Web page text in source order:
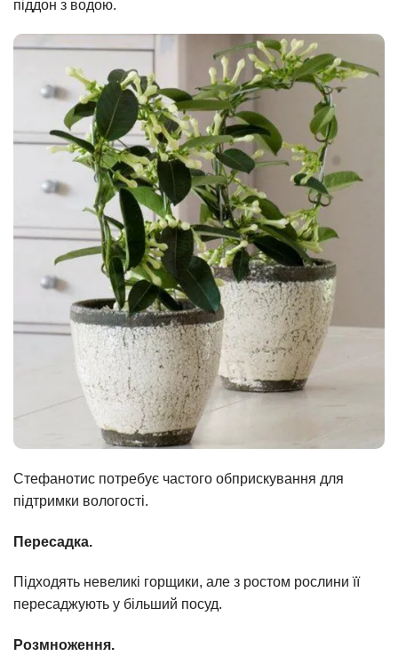
піддон з водою.
Стефанотис потребує частого обприскування для
підтримки вологості.
Пересадка.
Підходять невеликі горщики, але з ростом рослини її
пересаджують у більший посуд.
Розмноження.